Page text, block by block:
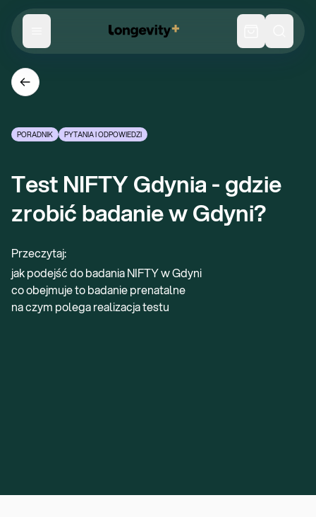
PORADNIK PYTANIA I ODPOWIEDZI
Test NIFTY Gdynia - gdzie
zrobić badanie w Gdyni?
Przeczytaj:
jak podejść do badania NIFTY w Gdyni
co obejmuje to badanie prenatalne
na czym polega realizacja testu